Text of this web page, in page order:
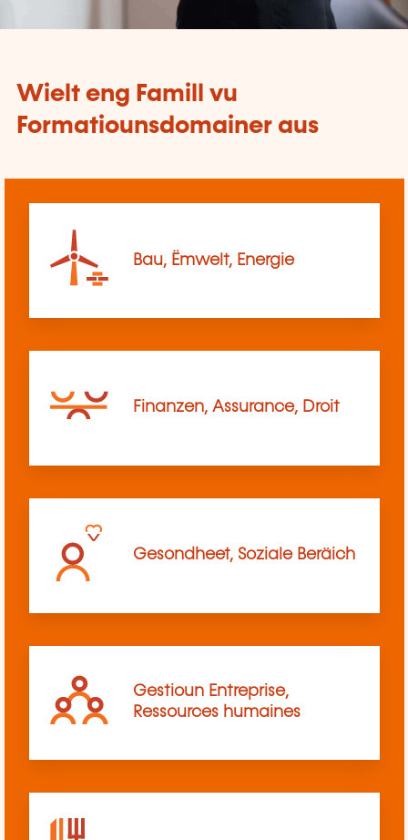
Wielt eng Famill vu
Formatiounsdomainer aus
Bau, Ëmwelt, Energie
Finanzen, Assurance, Droit
Gesondheet, Soziale Beräich
Gestioun Entreprise,
Ressources humaines